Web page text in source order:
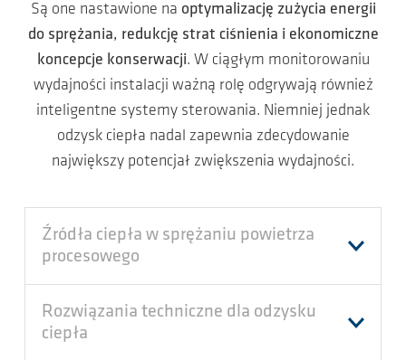
Są one nastawione na optymalizację zużycia energii
do sprężania, redukcję strat ciśnienia i ekonomiczne
koncepcje konserwacji. W ciągłym monitorowaniu
wydajności instalacji ważną rolę odgrywają również
inteligentne systemy sterowania. Niemniej jednak
odzysk ciepła nadal zapewnia zdecydowanie
największy potencjał zwiększenia wydajności.
Źródła ciepła w sprężaniu powietrza
procesowego
Rozwiązania techniczne dla odzysku
ciepła